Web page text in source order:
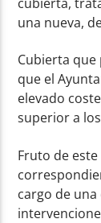
una nueva,
Cubierta
que el
elevado
superior a
Fruto de
cargo de